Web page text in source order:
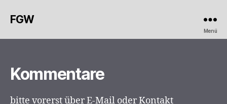
FGW
Menü
Kommentare
bitte vorerst über E-Mail oder Kontakt